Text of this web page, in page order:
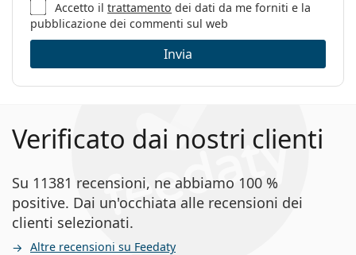
Accetto iltrattamento dei dati da me forniti e la
pubblicazione dei commenti sul web
Invia
Verificato dai nostri clienti
Su 11381 recensioni, ne abbiamo 100 %
positive. Dai un'occhiata alle recensioni dei
clienti selezionati.
Altre recensioni su Feedaty